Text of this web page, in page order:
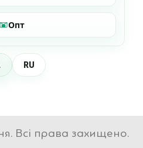
Опт
RU
Всі права захищено.